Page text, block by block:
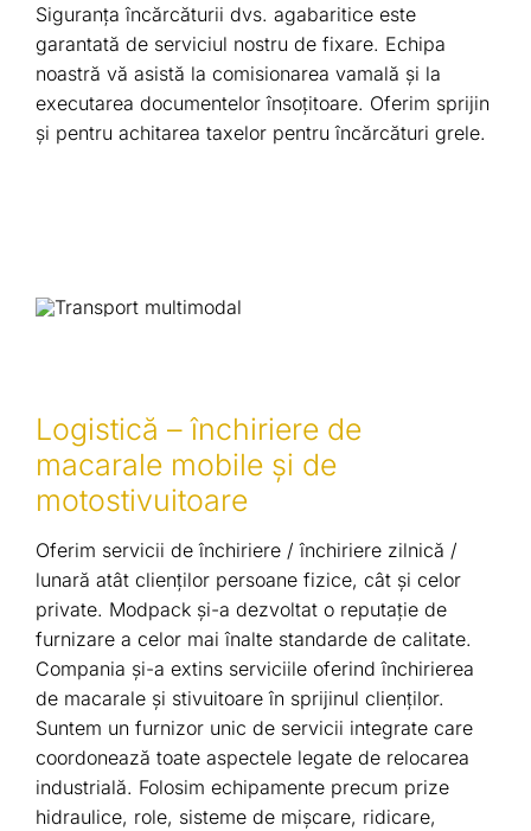
Siguranța încărcăturii dvs. agabaritice este
garantată de serviciul nostru de fixare. Echipa
noastră vă asistă la comisionarea vamală și la
executarea documentelor însoțitoare. Oferim sprijin
și pentru achitarea taxelor pentru încărcături grele.
Logistică – închiriere de
macarale mobile şi de
motostivuitoare
Oferim servicii de închiriere / închiriere zilnică /
lunară atât clienților persoane fizice, cât și celor
private. Modpack și-a dezvoltat o reputație de
furnizare a celor mai înalte standarde de calitate.
Compania și-a extins serviciile oferind închirierea
de macarale și stivuitoare în sprijinul clienților.
Suntem un furnizor unic de servicii integrate care
coordonează toate aspectele legate de relocarea
industrială. Folosim echipamente precum prize
hidraulice, role, sisteme de mișcare, ridicare,